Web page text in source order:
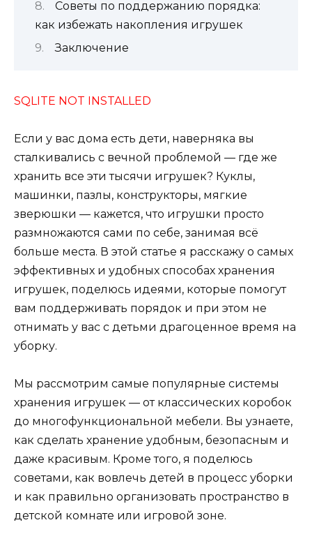
Советы по поддержанию порядка:
как избежать накопления игрушек
Заключение
SQLITE NOT INSTALLED
Если у вас дома есть дети, наверняка вы
сталкивались с вечной проблемой — где же
хранить все эти тысячи игрушек? Куклы,
машинки, пазлы, конструкторы, мягкие
зверюшки — кажется, что игрушки просто
размножаются сами по себе, занимая всё
больше места. В этой статье я расскажу о самых
эффективных и удобных способах хранения
игрушек, поделюсь идеями, которые помогут
вам поддерживать порядок и при этом не
отнимать у вас с детьми драгоценное время на
уборку.
Мы рассмотрим самые популярные системы
хранения игрушек — от классических коробок
до многофункциональной мебели. Вы узнаете,
как сделать хранение удобным, безопасным и
даже красивым. Кроме того, я поделюсь
советами, как вовлечь детей в процесс уборки
и как правильно организовать пространство в
детской комнате или игровой зоне.